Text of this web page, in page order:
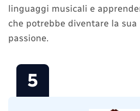
linguaggi musicali e
che potrebbe diventare la
passione.
5